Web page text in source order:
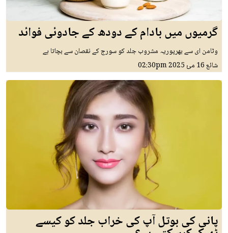
گرمیوں میں بادام کے دودھ کے جادوئی فوائد
وٹامن ای سے بھرپوریہ مشروب جلد کو سورج کے نقصان سے بچاتا ہے
شائع16 مئ 2025 02:30pm
پانی کی بوتل آپ کی خراب جلد کو کیسے